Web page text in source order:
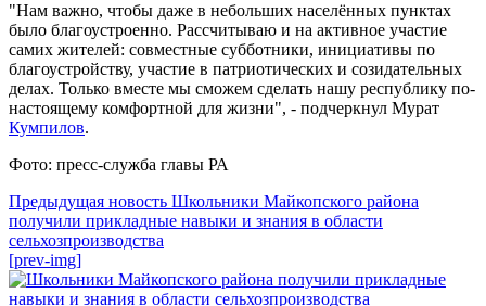
"Нам важно, чтобы даже в небольших населённых пунктах
было благоустроенно. Рассчитываю и на активное участие
самих жителей: совместные субботники, инициативы по
благоустройству, участие в патриотических и созидательных
делах. Только вместе мы сможем сделать нашу республику по-
настоящему комфортной для жизни", - подчеркнул Мурат
Кумпилов.
Фото: пресс-служба главы РА
Предыдущая новость Школьники Майкопского района
получили прикладные навыки и знания в области
сельхозпроизводства
[prev-img]